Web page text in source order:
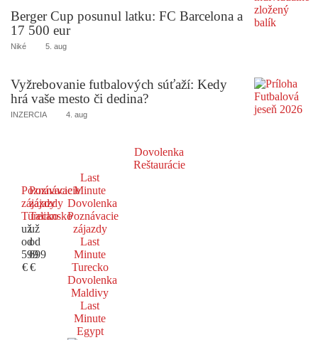
Berger Cup posunul latku: FC Barcelona a
17 500 eur
Niké 5. aug
Vyžrebovanie futbalových súťaží: Kedy
hrá vaše mesto či dedina?
INZERCIA 4. aug
Dovolenka
Reštaurácie
Poznávacie
zájazdy
Turecko
už
od
599
€
Poznávacie
zájazdy
Taliansko
už
od
699
€
Last
Minute
Dovolenka
Poznávacie
zájazdy
Last
Minute
Turecko
Dovolenka
Maldivy
Last
Minute
Egypt